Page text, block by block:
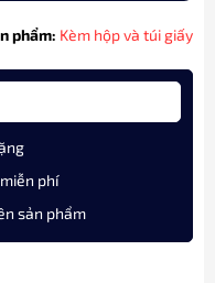
phẩm: Kèm hộp và túi giấy
phí
sản phẩm